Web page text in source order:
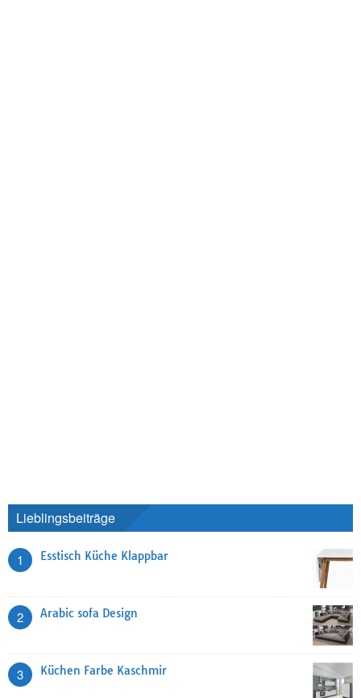
Lieblingsbeiträge
1 Esstisch Küche Klappbar
2 Arabic sofa Design
3 Küchen Farbe Kaschmir